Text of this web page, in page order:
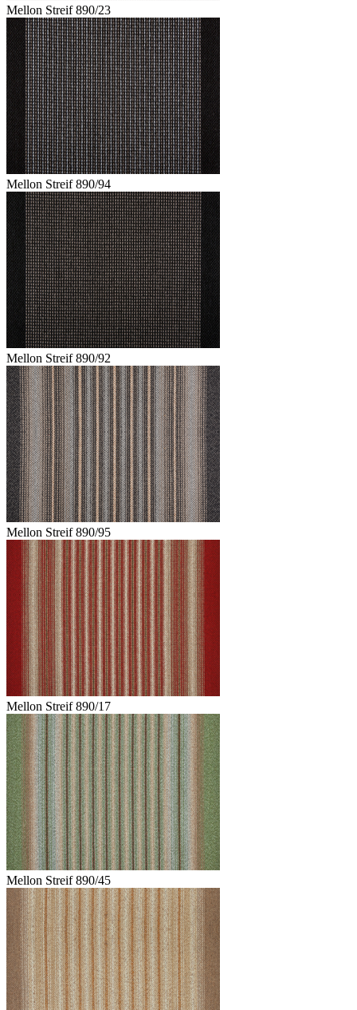
Mellon Streif 890/23
Mellon Streif 890/94
Mellon Streif 890/92
Mellon Streif 890/95
Mellon Streif 890/17
Mellon Streif 890/45